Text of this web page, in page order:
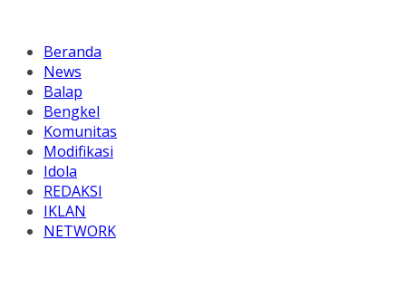
Beranda
News
Balap
Bengkel
Komunitas
Modifikasi
Idola
REDAKSI
IKLAN
NETWORK